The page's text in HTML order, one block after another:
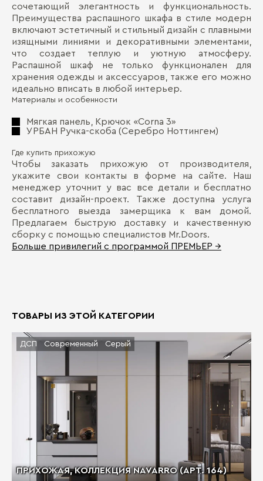
сочетающий элегантность и функциональность.
Преимущества распашного шкафа в стиле модерн
включают эстетичный и стильный дизайн с плавными
изящными линиями и декоративными элементами,
что создает теплую и уютную атмосферу.
Распашной шкаф не только функционален для
хранения одежды и аксессуаров, также его можно
идеально вписать в любой интерьер.
Материалы и особенности
Мягкая панель, Крючок «Corna 3»
УРБАН Ручка-скоба (Серебро Ноттингем)
Где купить прихожую
Чтобы заказать прихожую от производителя,
укажите свои контакты в форме на сайте. Наш
менеджер уточнит у вас все детали и бесплатно
составит дизайн-проект. Также доступна услуга
бесплатного выезда замерщика к вам домой.
Предлагаем быструю доставку и качественную
сборку с помощью специалистов Mr.Doors.
Больше привилегий с программой ПРЕМЬЕР →
ТОВАРЫ ИЗ ЭТОЙ КАТЕГОРИИ
ПРИХОЖАЯ, КОЛЛЕКЦИЯ NAVARRO (АРТ. 164)
ДСП Современный Серый